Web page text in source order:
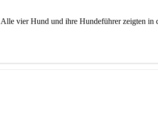
vier Hund und ihre Hundeführer zeigten in